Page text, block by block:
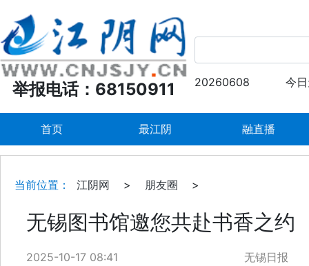
举报电话：68150911 20260608 今
首页 最江阴 融直播
当前位置： 江阴网 > 朋友圈 >
无锡图书馆邀您共赴书香之约
2025-10-17 08:41 无锡日报